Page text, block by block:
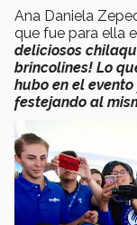
Ana Daniela
que fue para ella
deliciosos
brincolines! Lo
hubo en el
festejando al